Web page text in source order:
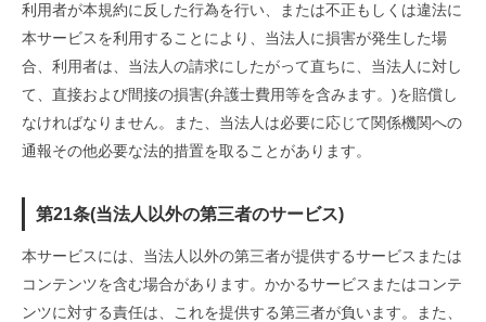
利用者が本規約に反した行為を行い、または不正もしくは違法に
本サービスを利用することにより、当法人に損害が発生した場
合、利用者は、当法人の請求にしたがって直ちに、当法人に対し
て、直接および間接の損害(弁護士費用等を含みます。)を賠償し
なければなりません。また、当法人は必要に応じて関係機関への
通報その他必要な法的措置を取ることがあります。
第21条(当法人以外の第三者のサービス)
本サービスには、当法人以外の第三者が提供するサービスまたは
コンテンツを含む場合があります。かかるサービスまたはコンテ
ンツに対する責任は、これを提供する第三者が負います。また、